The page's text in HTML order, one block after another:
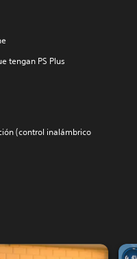
tengan PS Plus
(control inalámbrico